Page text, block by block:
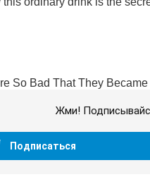
Жми!
Подписаться